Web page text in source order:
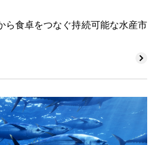
ら食卓をつなぐ持続可能な水産市